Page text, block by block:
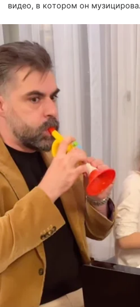
видео, в котором он